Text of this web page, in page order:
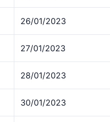
26/01/2023
27/01/2023
28/01/2023
30/01/2023